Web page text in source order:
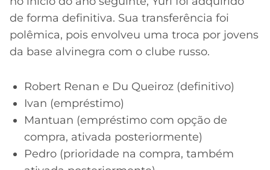
de forma definitiva. Sua transferência foi
polêmica, pois envolveu uma troca por jovens
da base alvinegra com o clube russo.
Robert Renan e Du Queiroz (definitivo)
Ivan (empréstimo)
Mantuan (empréstimo com opção de
compra, ativada posteriormente)
Pedro (prioridade na compra, também